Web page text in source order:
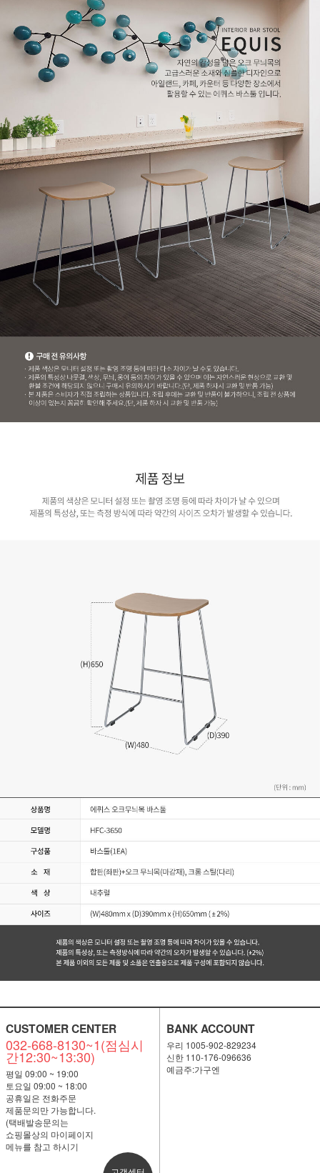
CUSTOMER CENTER
032-668-8130~1(점심시
간12:30~13:30)
평일 09:00 ~ 19:00
토요일 09:00 ~ 18:00
공휴일은 전화주문
제품문의만 가능합니다.
(택배발송문의는
쇼핑몰상의 마이페이지
메뉴를 참고 하시기
BANK ACCOUNT
우리 1005-902-829234
신한 110-176-096636
예금주:가구엔